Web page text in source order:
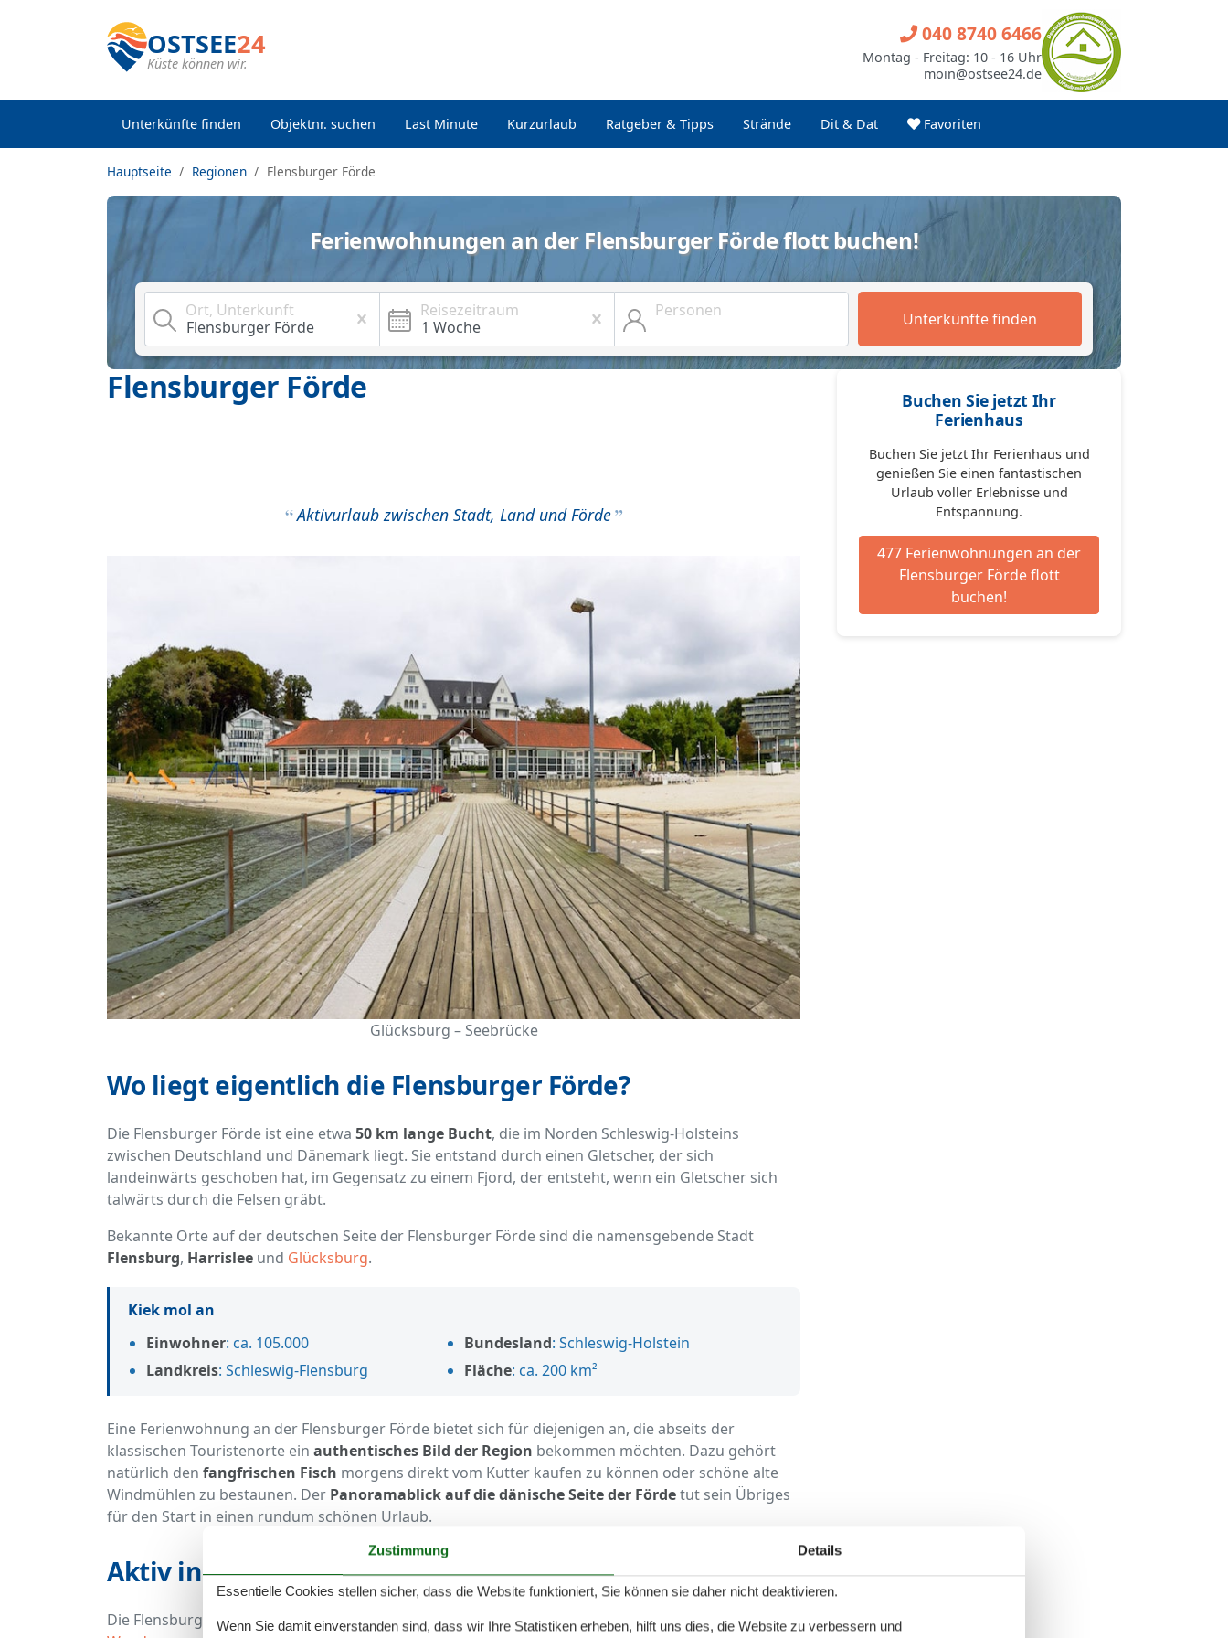
OSTSEE24
Küste können wir.
Unterkünfte finden Objektnr. suchen Last Minute Kurzurlaub Ratgeber & Tipps Strände Dit & Dat Favoriten
040 8740 6466
Montag - Freitag: 10 - 16 Uhr
moin@ostsee24.de
Hauptseite Regionen Flensburger Förde
Ferienwohnungen an der Flensburger Förde flott buchen!
Ort, Unterkunft Reisezeitraum Personen Unterkünfte finden
Flensburger Förde
Aktivurlaub zwischen Stadt, Land und Förde
Glücksburg – Seebrücke
Wo liegt eigentlich die Flensburger Förde?
Die Flensburger Förde ist eine etwa 50 km lange Bucht, die im Norden Schleswig-Holsteins
zwischen Deutschland und Dänemark liegt. Sie entstand durch einen Gletscher, der sich
landeinwärts geschoben hat, im Gegensatz zu einem Fjord, der entsteht, wenn ein Gletscher sich
talwärts durch die Felsen gräbt.
Bekannte Orte auf der deutschen Seite der Flensburger Förde sind die namensgebende Stadt
Flensburg, Harrislee und Glücksburg.
Kiek mol an
Einwohner: ca. 105.000 Bundesland: Schleswig-Holstein
Landkreis: Schleswig-Flensburg Fläche: ca. 200 km²
Eine Ferienwohnung an der Flensburger Förde bietet sich für diejenigen an, die abseits der
klassischen Touristenorte ein authentisches Bild der Region bekommen möchten. Dazu gehört
natürlich den fangfrischen Fisch morgens direkt vom Kutter kaufen zu können oder schöne alte
Windmühlen zu bestaunen. Der Panoramablick auf die dänische Seite der Fördetut sein Übriges
für den Start in einen rundum schönen Urlaub.
Aktiv in der Flensburger Förde
Die Flensburger Förde eignet sich durch die abwechslungsreiche Landschaft hervorragend für
Buchen Sie jetzt Ihr
Ferienhaus
Buchen Sie jetzt Ihr Ferienhaus und
genießen Sie einen fantastischen
Urlaub voller Erlebnisse und
Entspannung.
477 Ferienwohnungen an der
Flensburger Förde flott
buchen!
Zustimmung Details
Essentielle Cookies stellen sicher, dass die Website funktioniert, Sie können sie daher nicht deaktivieren.
Wenn Sie damit einverstanden sind, dass wir Ihre Statistiken erheben, hilft uns dies, die Website zu verbessern und